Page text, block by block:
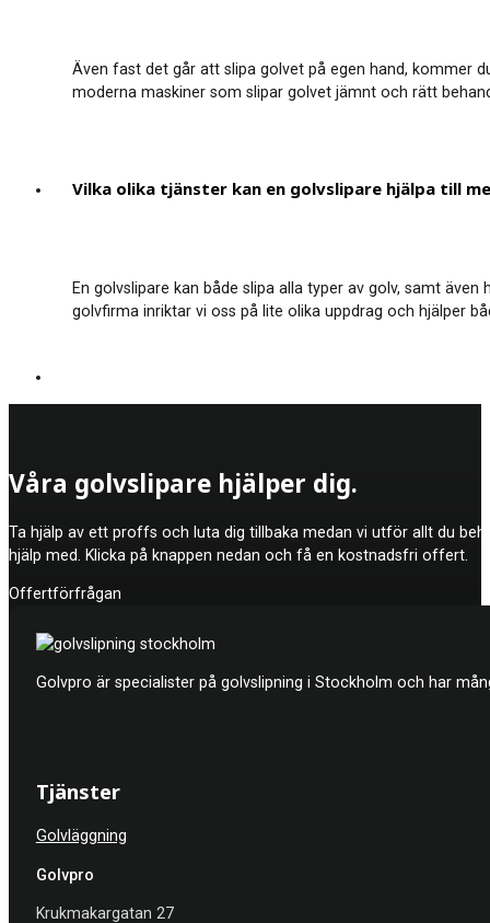
Även fast det går att slipa golvet på egen hand, kommer
moderna maskiner som slipar golvet jämnt och rätt
Vilka olika tjänster kan en golvslipare hjälpa till
En golvslipare kan både slipa alla typer av golv, samt
golvfirma inriktar vi oss på lite olika uppdrag och hjälper
Våra golvslipare hjälper dig.
Ta hjälp av ett proffs och luta dig tillbaka medan vi utför allt du
hjälp med. Klicka på knappen nedan och få en kostnadsfri offert.
Offertförfrågan
Golvpro är specialister på golvslipning i Stockholm och har
Tjänster
Golvläggning
Golvpro
Krukmakargatan 27